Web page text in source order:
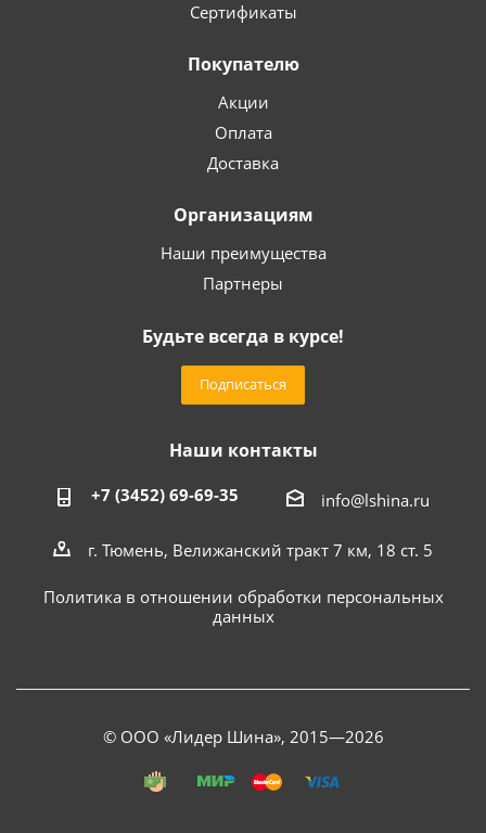
Сертификаты
Покупателю
Акции
Оплата
Доставка
Организациям
Наши преимущества
Партнеры
Будьте всегда в курсе!
Подписаться
Наши контакты
+7 (3452) 69-69-35 info@lshina.ru
г. Тюмень, Велижанский тракт 7 км, 18 ст. 5
Политика в отношении обработки персональных
данных
© ООО «Лидер Шина», 2015—2026